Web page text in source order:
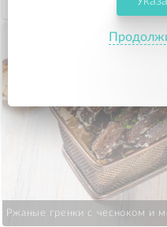
Ржаные гренки с чесноком и